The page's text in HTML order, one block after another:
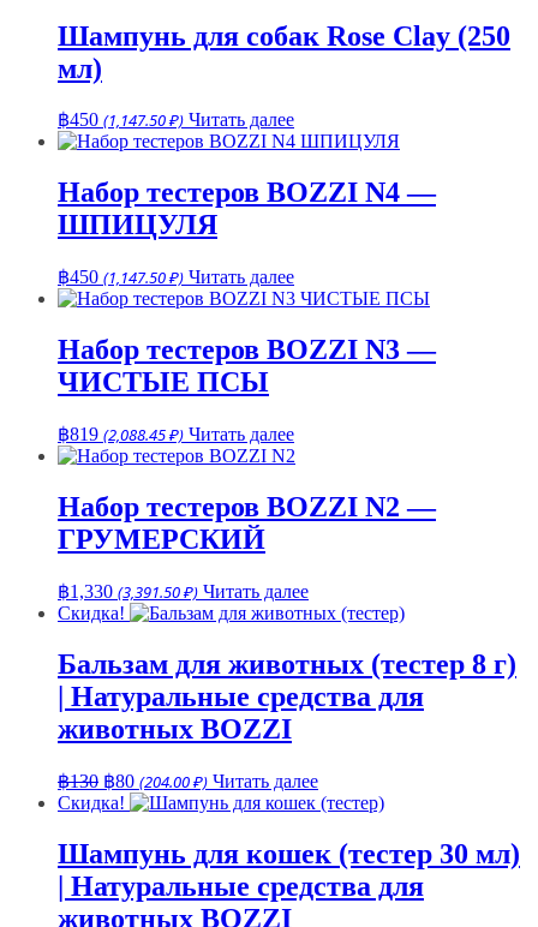
Шампунь для собак Rose Clay (250
мл)
฿450 (1,147.50 ₽) Читать далее
Набор тестеров BOZZI N4 —
ШПИЦУЛЯ
฿450 (1,147.50 ₽) Читать далее
Набор тестеров BOZZI N3 —
ЧИСТЫЕ ПСЫ
฿819 (2,088.45 ₽) Читать далее
Набор тестеров BOZZI N2 —
ГРУМЕРСКИЙ
฿1,330 (3,391.50 ₽) Читать далее
Скидка!
Бальзам для животных (тестер 8 г)
| Натуральные средства для
животных BOZZI
฿130 Первоначальная
цена
฿80Текущая
цена:
(204.00 ₽) Читать далее
Скидка!
Шампунь для кошек (тестер 30 мл)
| Натуральные средства для
животных BOZZI